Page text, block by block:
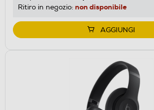
Ritiro in negozio: non disponibile
AGGIUNGI